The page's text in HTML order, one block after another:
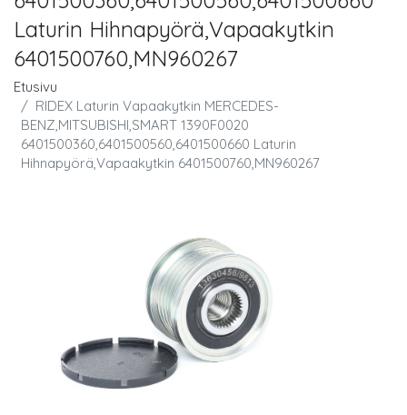
Laturin Hihnapyörä,Vapaakytkin
6401500760,MN960267
Etusivu
RIDEX Laturin Vapaakytkin MERCEDES-
BENZ,MITSUBISHI,SMART 1390F0020
6401500360,6401500560,6401500660 Laturin
Hihnapyörä,Vapaakytkin 6401500760,MN960267